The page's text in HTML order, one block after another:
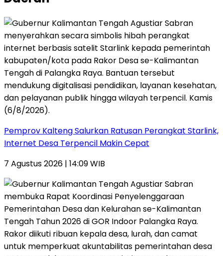
Pemprov Kalteng Salurkan Ratusan Perangkat Starlink,
Internet Desa Terpencil Makin Cepat
7 Agustus 2026 | 14:09 WIB